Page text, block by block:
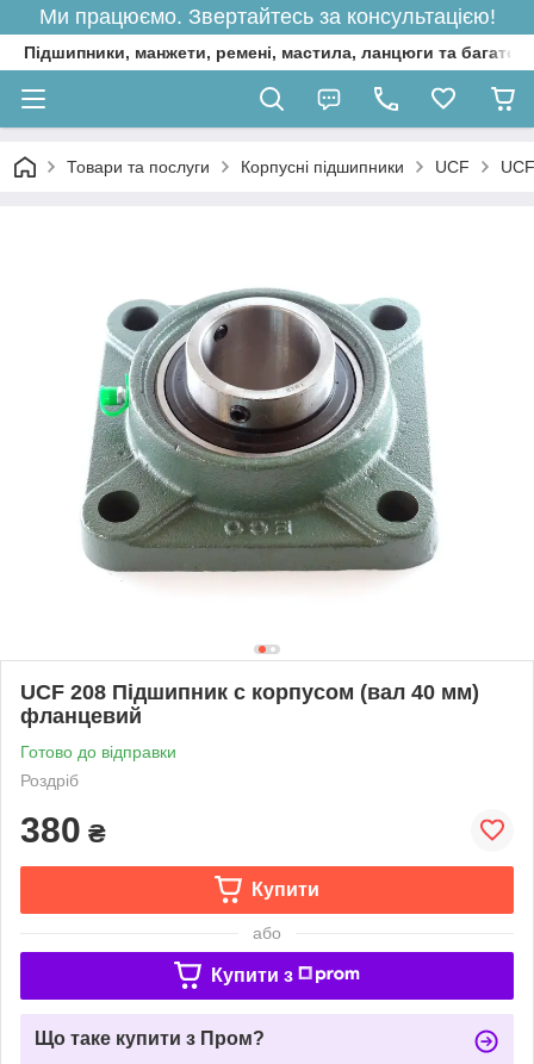
Ми працюємо. Звертайтесь за консультацією!
Підшипники, манжети, ремені, мастила, ланцюги та багато
Товари та послуги Корпусні підшипники UCF
UCF 208 Підшипник c корпусом (вал 40 мм)
фланцевий
Готово до відправки
Роздріб
380 ₴
Купити
або
Купити з
Що таке купити з Пром?